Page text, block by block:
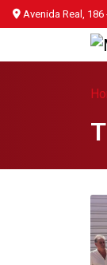
Avenida Real, 186